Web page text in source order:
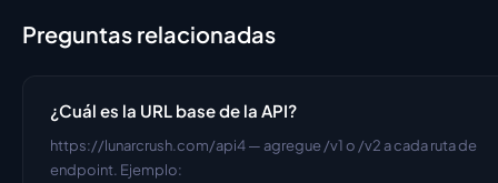
Preguntas relacionadas
¿Cuál es la URL base de la API?
https://lunarcrush.com/api4 — agregue /v1 o /v2 a cada ruta de
endpoint. Ejemplo: